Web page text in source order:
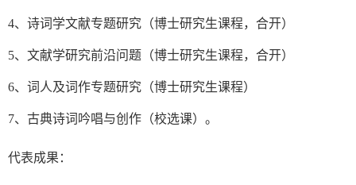
4、诗词学文献专题研究（博士研究生课程，合开）
5、文献学研究前沿问题（博士研究生课程，合开）
6、词人及词作专题研究（博士研究生课程）
7、古典诗词吟唱与创作（校选课）。
代表成果：